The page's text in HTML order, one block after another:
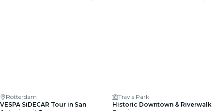
Rotterdam
VESPA SiDECAR Tour in San
Travis Park
Historic Downtown & Riverwalk